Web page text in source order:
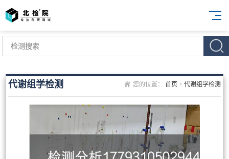
您的位置： 首页 > 代谢组学检测
代谢组学检测